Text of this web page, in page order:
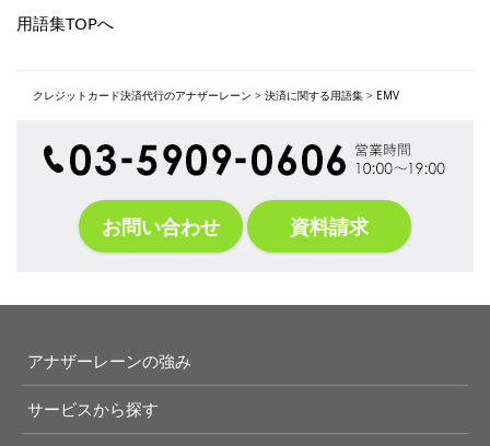
用語集TOPへ
クレジットカード決済代行のアナザーレーン > 決済に関する用語集 > EMV
お問い合わせ 資料請求
アナザーレーンの強み
サービスから探す